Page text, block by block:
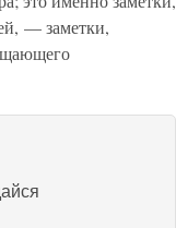
— заметки,